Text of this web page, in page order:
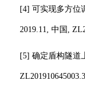
[4] 可实现多方位
2019.11, 中国 ,
[5] 确定盾构隧道